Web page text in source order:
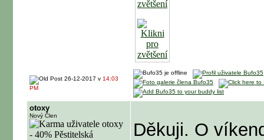
26-12-2017 v 14:03
PM
otoxy
Nový Člen
Děkuji. O